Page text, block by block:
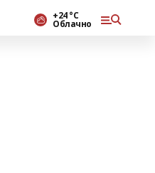
+24 °С
Облачно